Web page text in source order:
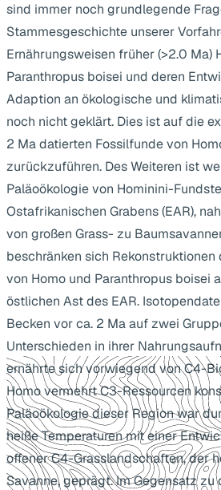
sind immer noch grundlegende
Stammesgeschichte unserer
Ernährungsweisen früher (>2.0 Ma)
Paranthropus boisei und deren
Adaption an ökologische und
noch nicht geklärt. Dies ist auf die
2 Ma datierten Fossilfunde von
zurückzuführen. Des Weiteren ist
Paläoökologie von Hominini-
Ostafrikanischen Grabens (EAR),
von großen Grass- zu
beschränken sich Rekonstruktionen
von Homo und Paranthropus boisei
östlichen Ast des EAR.
Becken vor ca. 2 Ma auf zwei
Unterschieden in ihrer
ernährte sich vorwiegend von C4-
Homo vermehrt C3-Ressourcen
Paläoökologie dieser Region war
heiße Temperaturen mit einer
offener C4-Grasslandschaften, der
Savanne, geprägt. Im Gegensatz